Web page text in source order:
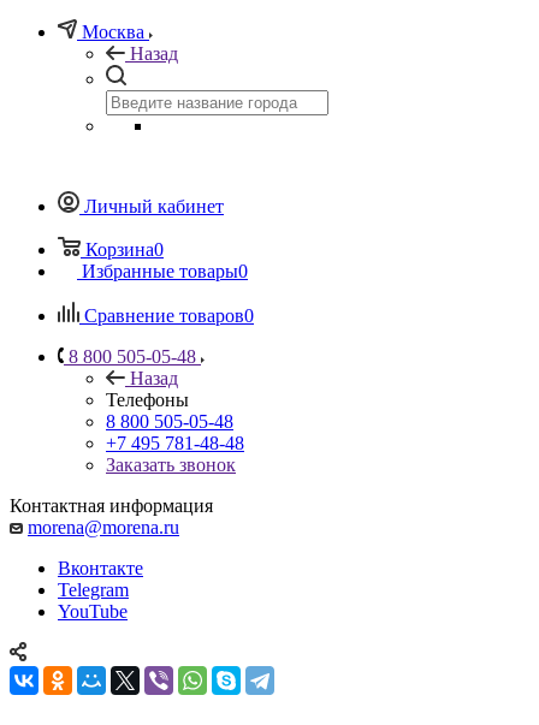
Москва
Назад
Личный кабинет
Корзина0
Избранные товары0
Сравнение товаров0
8 800 505-05-48
Назад
Телефоны
8 800 505-05-48
+7 495 781-48-48
Заказать звонок
Контактная информация
morena@morena.ru
Вконтакте
Telegram
YouTube